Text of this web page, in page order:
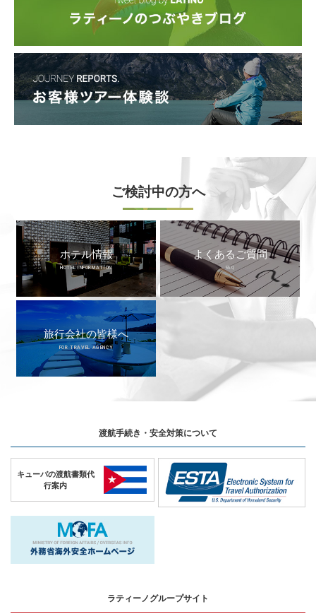
ご検討中の方へ
ホテル情報
HOTEL INFORMATION
よくあるご質問
FAQ
旅行会社の皆様へ
FOR TRAVEL AGENCY
ラティーノグループサイト
渡航手続き・安全対策について
キューバの渡航書類代
行案内